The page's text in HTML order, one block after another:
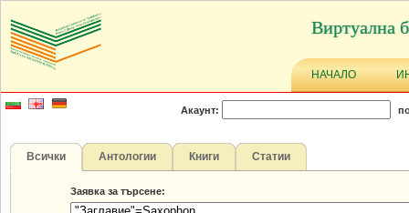
Виртуална
НАЧАЛО
Акаунт:
Всички Антологии Книги Статии
Заявка за търсене: